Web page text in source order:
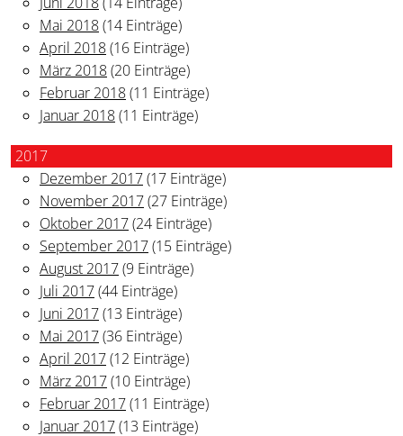
Mai 2018(14 Einträge)
April 2018(16 Einträge)
März 2018(20 Einträge)
Februar 2018(11 Einträge)
Januar 2018(11 Einträge)
2017
Dezember 2017(17 Einträge)
November 2017(27 Einträge)
Oktober 2017(24 Einträge)
September 2017(15 Einträge)
August 2017(9 Einträge)
Juli 2017(44 Einträge)
Juni 2017(13 Einträge)
Mai 2017(36 Einträge)
April 2017(12 Einträge)
März 2017(10 Einträge)
Februar 2017(11 Einträge)
Januar 2017(13 Einträge)